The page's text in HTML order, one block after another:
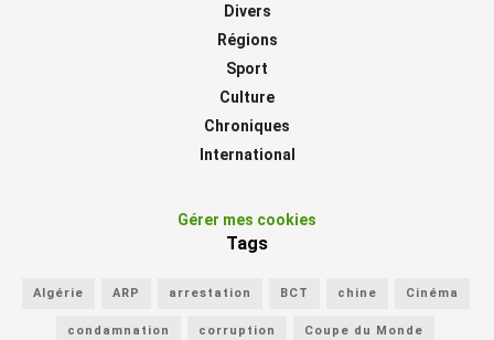
Divers
Régions
Sport
Culture
Chroniques
International
Gérer mes cookies
Tags
Algérie ARP arrestation BCT chine Cinéma
condamnation corruption Coupe du Monde